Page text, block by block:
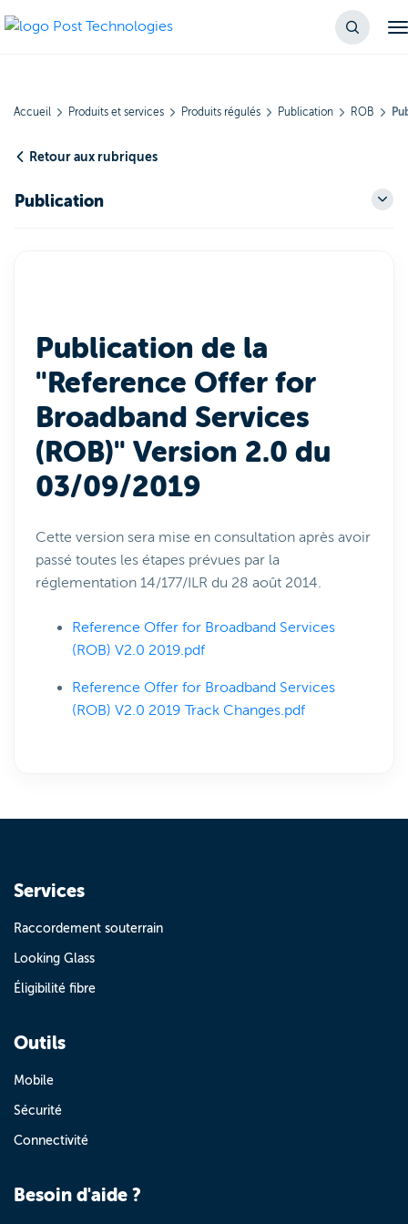
Accueil Produits et services Produits régulés Publication ROB
Retour aux rubriques
Publication
Publication de la
"Reference Offer for
Broadband Services
(ROB)" Version 2.0 du
03/09/2019
Cette version sera mise en consultation après avoir
passé toutes les étapes prévues par la
réglementation 14/177/ILR du 28 août 2014.
Reference Offer for Broadband Services
(ROB) V2.0 2019.pdf
Reference Offer for Broadband Services
(ROB) V2.0 2019 Track Changes.pdf
Services
Raccordement souterrain
Looking Glass
Éligibilité fibre
Outils
Mobile
Sécurité
Connectivité
Besoin d'aide ?